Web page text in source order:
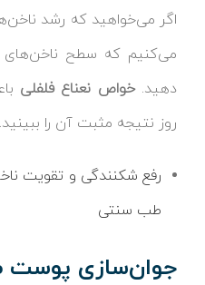
اگر می‌خواهید که رشد
می‌کنیم که سطح ناخن‌های
دهید.خواص نعناع فلفلی
روز نتیجه مثبت آن را ببینید.
رفع شکنندگی و تقویت
طب سنتی
جوان‌سازی